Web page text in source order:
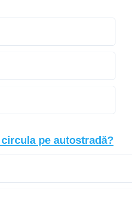
pe autostradă?